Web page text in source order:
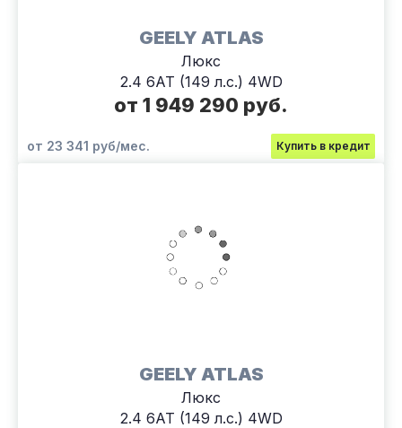
GEELY ATLAS
Люкс
2.4 6АТ (149 л.с.) 4WD
от 1 949 290 руб.
от 23 341 руб/мес. Купить в кредит
GEELY ATLAS
Люкс
2.4 6АТ (149 л.с.) 4WD